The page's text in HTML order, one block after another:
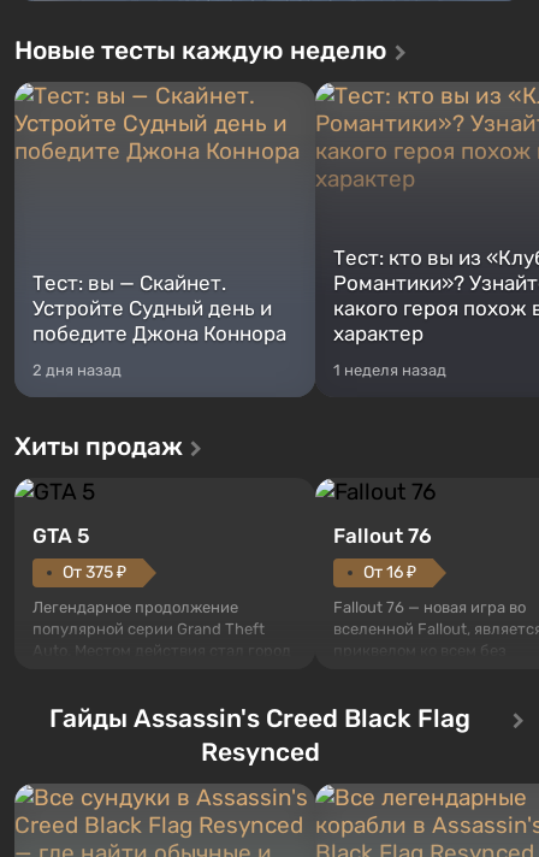
Новые тесты каждую неделю
Тест: вы — Скайнет.
Устройте Судный день и
победите Джона Коннора
2 дня назад
Тест: кто вы из
Романтики»?
какого героя похож
характер
1 неделя назад
Хиты продаж
GTA 5
От 375 ₽
Легендарное продолжение
популярной серии Grand Theft
Auto. Местом действия стал город
Впервые игра расскажет историю
Тревора и Франклина, между
которыми вы сможете
переключаться в любое время.
Жанр и...
Fallout 76
От 16 ₽
Fallout 76 — новая игра во
вселенной Fallout,
приквелом ко всем без
76, первого среди
Оно же, по задумке
первым после того, как на
Америку упадут ядерные
Место действия Fallout...
Гайды Assassin's Creed Black Flag
Resynced